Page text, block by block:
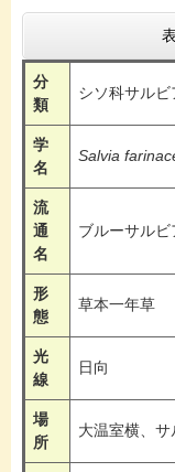
分
類
シソ科サルビ
学
名
Salvia
流
通
名
ブルーサルビ
形
態
草本一年草
光
線
日向
場
所
大温室横、